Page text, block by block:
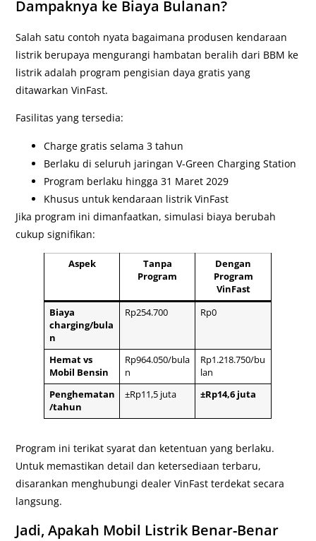
Dampaknya ke Biaya Bulanan?
Salah satu contoh nyata bagaimana produsen kendaraan
listrik berupaya mengurangi hambatan beralih dari BBM ke
listrik adalah program pengisian daya gratis yang
ditawarkan VinFast.
Fasilitas yang tersedia:
Charge gratis selama 3 tahun
Berlaku di seluruh jaringan V-Green Charging Station
Program berlaku hingga 31 Maret 2029
Khusus untuk kendaraan listrik VinFast
Jika program ini dimanfaatkan, simulasi biaya berubah
cukup signifikan:
Aspek
Tanpa
Program
Dengan
Program
VinFast
Biaya
charging/bula
n
Rp254.700 Rp0
Hemat vs
Mobil Bensin
Rp964.050/bula
n
Rp1.218.750/bu
lan
Penghematan
/tahun
±Rp11,5 juta ±Rp14,6 juta
Program ini terikat syarat dan ketentuan yang berlaku.
Untuk memastikan detail dan ketersediaan terbaru,
disarankan menghubungi dealer VinFast terdekat secara
langsung.
Jadi, Apakah Mobil Listrik Benar-Benar